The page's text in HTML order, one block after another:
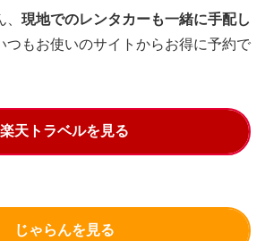
現地でのレンタカーも一緒に手配し
つもお使いのサイトからお得に予約で
楽天トラベルを見る
じゃらんを見る